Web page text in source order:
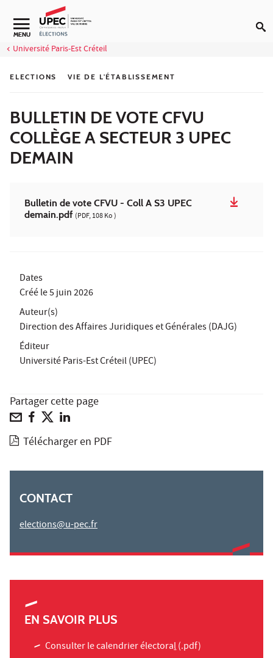
Aller au contenu
Navigation secondaire
MENU
Université Paris-Est Créteil
ELECTIONS VIE DE L'ÉTABLISSEMENT
BULLETIN DE VOTE CFVU
COLLÈGE A SECTEUR 3 UPEC
DEMAIN
Bulletin de vote CFVU - Coll A S3 UPEC
demain.pdf (PDF, 108 Ko )
Dates
Créé le5 juin 2026
Auteur(s)
Direction des Affaires Juridiques et Générales (DAJG)
Éditeur
Université Paris-Est Créteil (UPEC)
Partager cette page
Télécharger en PDF
CONTACT
elections@u-pec.fr
EN SAVOIR PLUS
Consulter le calendrier électoral(.pdf)